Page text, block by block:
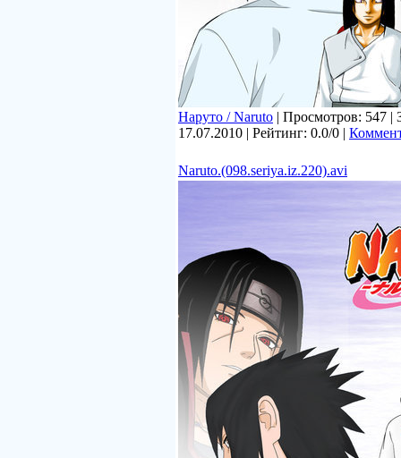
Наруто / Naruto | Просмотров: 547 |
17.07.2010 | Рейтинг: 0.0/0 |
Naruto.(098.seriya.iz.220).avi